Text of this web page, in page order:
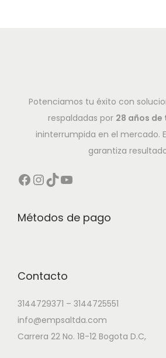
Potenciamos tu éxito con
respaldadas por 28 años
ininterrumpida en el mercado.
garantiza
Métodos de pago
Contacto
3144729371 – 3144725551
info@empsaltda.com
Carrera 22 No. 18-12 Bogota D.C,